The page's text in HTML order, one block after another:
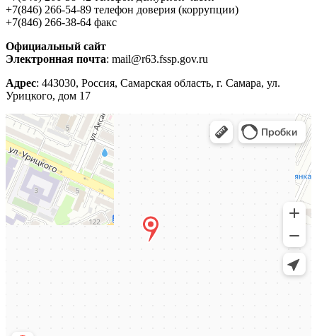
+7(846) 266-54-89 телефон доверия (коррупции)
+7(846) 266-38-64 факс
Официальный сайт
Электронная почта: mail@r63.fssp.gov.ru
Адрес: 443030, Россия, Самарская область, г. Самара, ул.
Урицкого, дом 17